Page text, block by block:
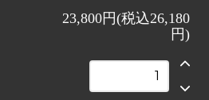
23,800円(税込26,180
円)